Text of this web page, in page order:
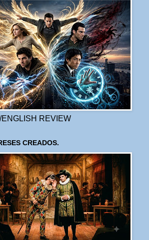
REVIEW
CREADOS.